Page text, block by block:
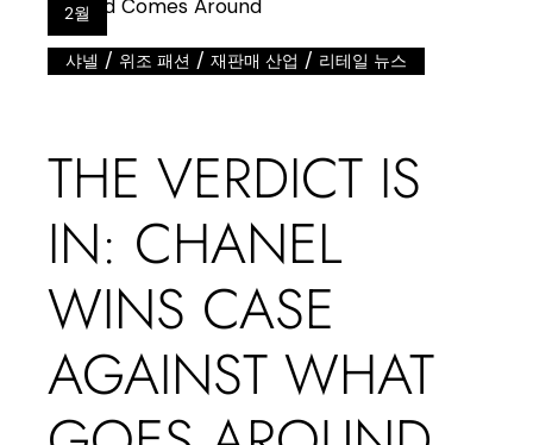
2월
샤넬 / 위조 패션 /재판매 산업 / 리테일 뉴스
THE VERDICT IS
IN: CHANEL
WINS CASE
AGAINST WHAT